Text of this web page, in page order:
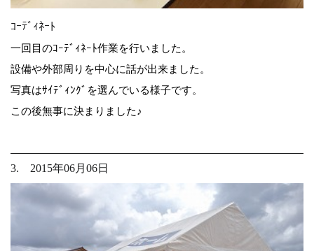
ｺｰﾃﾞｨﾈｰﾄ
一回目のｺｰﾃﾞｨﾈｰﾄ作業を行いました。
設備や外部周りを中心に話が出来ました。
写真はｻｲﾃﾞｨﾝｸﾞを選んでいる様子です。
この後無事に決まりました♪
3. 2015年06月06日